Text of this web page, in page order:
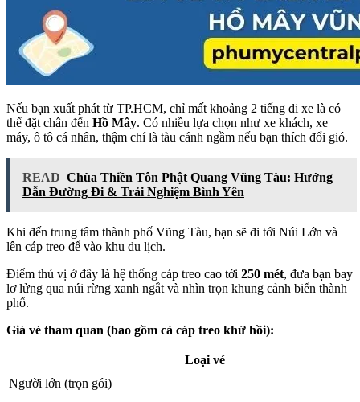
Nếu bạn xuất phát từ TP.HCM, chỉ mất khoảng 2 tiếng đi xe là có
thể đặt chân đến Hồ Mây. Có nhiều lựa chọn như xe khách, xe
máy, ô tô cá nhân, thậm chí là tàu cánh ngầm nếu bạn thích đổi gió.
READ Chùa Thiền Tôn Phật Quang Vũng Tàu: Hướng
Dẫn Đường Đi & Trải Nghiệm Bình Yên
Khi đến trung tâm thành phố Vũng Tàu, bạn sẽ đi tới Núi Lớn và
lên cáp treo để vào khu du lịch.
Điểm thú vị ở đây là hệ thống cáp treo cao tới 250 mét, đưa bạn bay
lơ lửng qua núi rừng xanh ngắt và nhìn trọn khung cảnh biển thành
phố.
Giá vé tham quan (bao gồm cả cáp treo khứ hồi):
Loại vé
Người lớn (trọn gói)